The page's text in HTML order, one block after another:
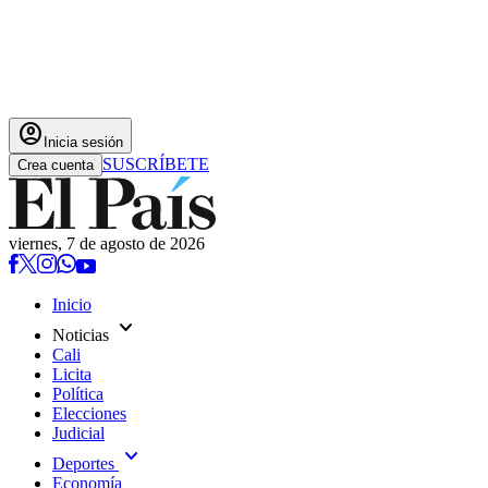
account_circle Inicia sesión
Crea cuenta SUSCRÍBETE
viernes, 7 de agosto de 2026
Inicio
Noticias expand_more
Cali
Licita
Política
Elecciones
Judicial
Deportes expand_more
Economía